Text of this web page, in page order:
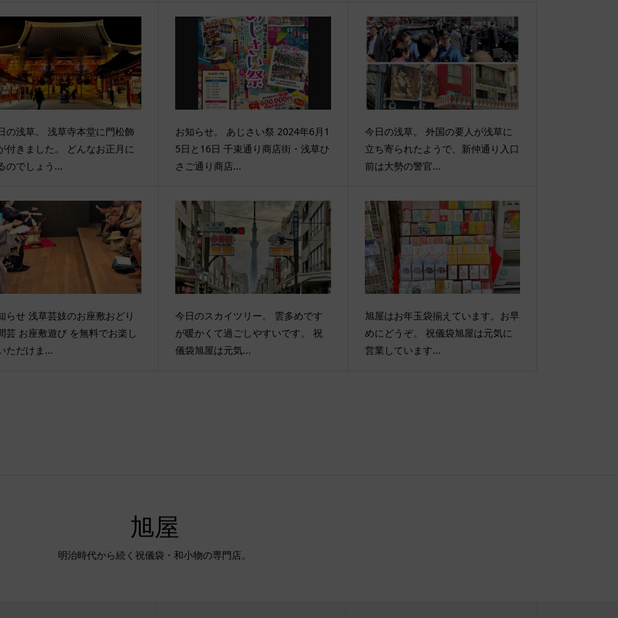
の浅草。 浅草寺本堂に門松飾
付きました。 どんなお正月に
のでしょう...
お知らせ。 あじさい祭 2024年6月1
5日と16日 千束通り商店街・浅草ひ
さご通り商店...
今日の浅草。 外国の要人が浅草に
立ち寄られたようで、新仲通り入口
前は大勢の警官...
らせ 浅草芸妓のお座敷おどり
芸 お座敷遊び を無料でお楽し
ただけま...
今日のスカイツリー。 雲多めです
が暖かくて過ごしやすいです。 祝
儀袋旭屋は元気...
旭屋はお年玉袋揃えています。お早
めにどうぞ。 祝儀袋旭屋は元気に
営業しています...
旭屋
明治時代から続く祝儀袋・和小物の専門店。